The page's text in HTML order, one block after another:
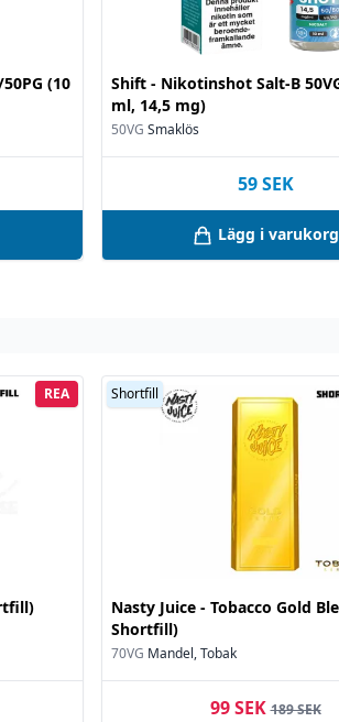
(10
Shift - Nikotinshot Salt-B
ml, 14,5 mg)
50VG Smaklös
59 SEK
Lägg i varukorg
REA
Nasty Juice - Tobacco Gold
Shortfill)
70VG Mandel, Tobak
Shortfill
99 SEK 189 SEK